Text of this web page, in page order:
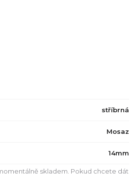
stříbrná
Mosaz
14mm
skladem. Pokud chcete dát